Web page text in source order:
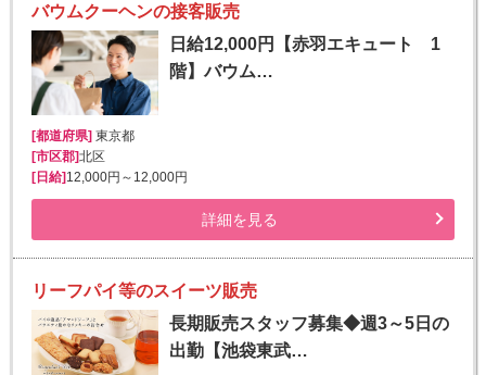
バウムクーヘンの接客販売
日給12,000円【赤羽エキュート 1
階】バウム…
[都道府県]東京都
[市区郡]北区
[日給]12,000円～12,000円
詳細を見る
リーフパイ等のスイーツ販売
長期販売スタッフ募集◆週3～5日の
出勤【池袋東武…